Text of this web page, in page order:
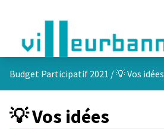
Budget Participatif 2021 /💡 Vos idées
💡 Vos idées